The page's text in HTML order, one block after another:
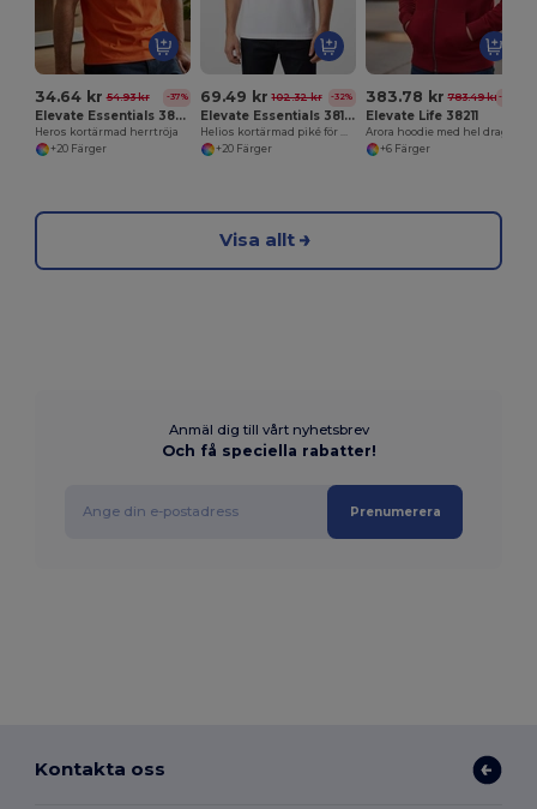
34.64 kr 54.93 kr -37%
Elevate Essentials 38028
Heros kortärmad herrtröja
+20 Färger
69.49 kr 102.32 kr -32%
Elevate Essentials 38106
+20 Färger
383.78 kr 783.49 kr-51%
Elevate Life 38211
+6 Färger
Visa allt
Anmäl dig till vårt nyhetsbrev
Och få speciella rabatter!
Prenumerera
Kontakta oss